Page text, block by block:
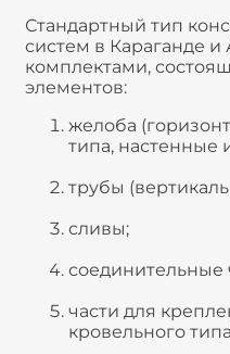
Стандартный тип
систем в Караганде и
комплектами,
элементов:
желоба
типа, настенные
трубы
сливы;
соединительные
части для
кровельного